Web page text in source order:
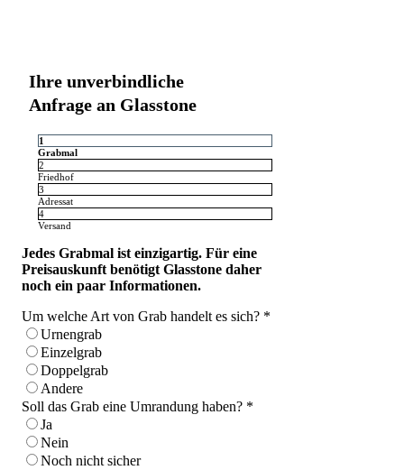
Ihre unverbindliche
Anfrage an Glasstone
1
Grabmal
2
Friedhof
3
Adressat
4
Versand
Jedes Grabmal ist einzigartig. Für eine
Preisauskunft benötigt Glasstone daher
noch ein paar Informationen.
Um welche Art von Grab handelt es sich? *
Urnengrab
Einzelgrab
Doppelgrab
Andere
Soll das Grab eine Umrandung haben? *
Ja
Nein
Noch nicht sicher